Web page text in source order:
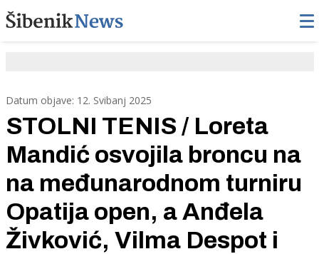
Datum objave: 12. Svibanj 2025
STOLNI TENIS / Loreta
Mandić osvojila broncu na
na međunarodnom turniru
Opatija open, a Anđela
Živković, Vilma Despot i